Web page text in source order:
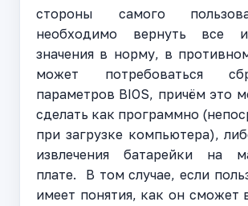
стороны самого
необходимо вернуть все
значения в норму, в
может потребоваться
параметров BIOS, причём это
сделать как программно
при загрузке компьютера),
извлечения батарейки на
плате. В том случае, если
имеет понятия, как он сможет